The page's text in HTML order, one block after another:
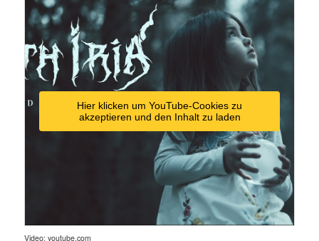
Hier klicken um YouTube-Cookies zu
akzeptieren und den Inhalt zu laden
Video: youtube.com